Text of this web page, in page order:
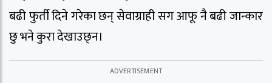
बढी फुर्ती दिने गरेका छन् सेवाग्राही सग आफू नै बढी जान्कार
छु भने कुरा देखाउछ्न।